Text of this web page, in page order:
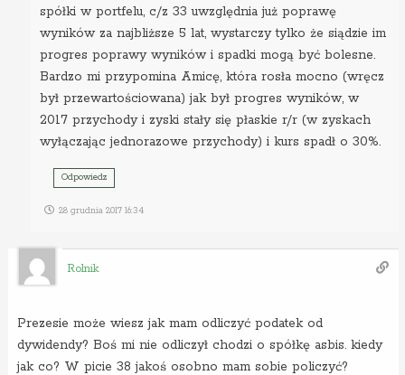
spółki w portfelu, c/z 33 uwzględnia już poprawę
wyników za najbliższe 5 lat, wystarczy tylko że siądzie im
progres poprawy wyników i spadki mogą być bolesne.
Bardzo mi przypomina Amicę, która rosła mocno (wręcz
był przewartościowana) jak był progres wyników, w
2017 przychody i zyski stały się płaskie r/r (w zyskach
wyłączając jednorazowe przychody) i kurs spadł o 30%.
Odpowiedz
28 grudnia 2017 16:34
Rolnik
Prezesie może wiesz jak mam odliczyć podatek od
dywidendy? Boś mi nie odliczył chodzi o spółkę asbis. kiedy
jak co? W picie 38 jakoś osobno mam sobie policzyć?